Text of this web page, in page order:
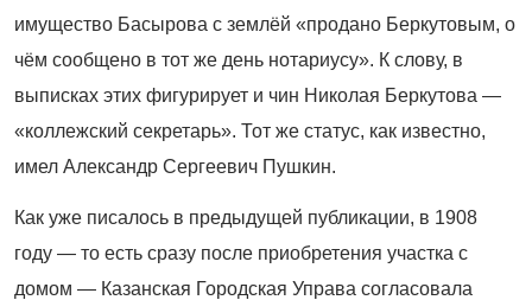
имущество Басырова с землёй «продано Беркутовым, о
чём сообщено в тот же день нотариусу». К слову, в
выписках этих фигурирует и чин Николая Беркутова —
«коллежский секретарь». Тот же статус, как известно,
имел Александр Сергеевич Пушкин.
Как уже писалось в предыдущей пуб­ликации, в 1908
году — то есть сразу после приобретения участка с
домом — Казанская Городская Управа согласовала